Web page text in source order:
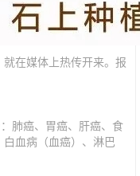
在媒体上热传开来。报
肺癌、胃癌、肝癌、食
血病（血癌）、淋巴